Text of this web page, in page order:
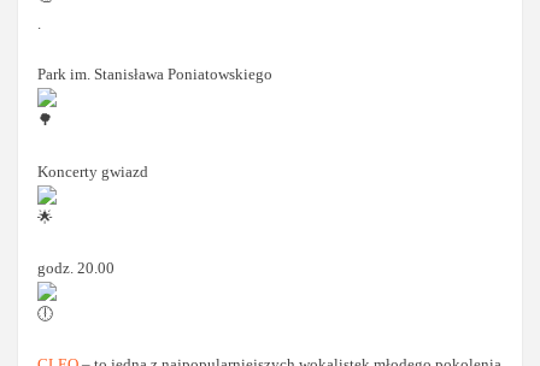
.
Park im. Stanisława Poniatowskiego
Koncerty gwiazd
godz. 20.00